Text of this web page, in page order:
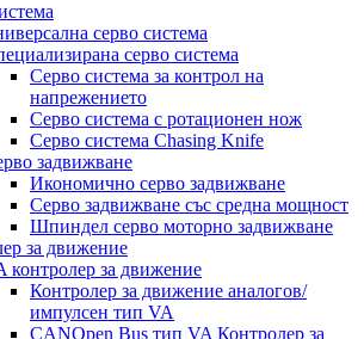
серво система
серво система
Серво система за контрол на
напрежението
Серво система с ротационен нож
Серво система Chasing Knife
задвижване
Икономично серво задвижване
Серво задвижване със средна мощност
Шпиндел серво моторно задвижване
за движение
контролер за движение
Контролер за движение аналогов/
импулсен тип VA
CANOpen Bus тип VA Контролер за